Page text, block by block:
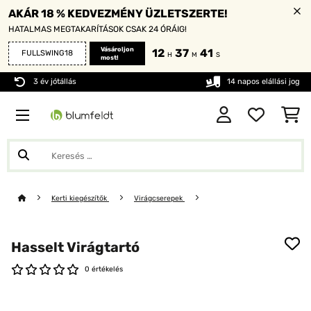
AKÁR 18 % KEDVEZMÉNY ÜZLETSZERTE!
HATALMAS MEGTAKARÍTÁSOK CSAK 24 ÓRÁIG!
FULLSWING18
Vásároljon
most!
12 H 37 M 41 S
3 év jótállás 14 napos elállási jog
Kerti kiegészítők Virágcserepek
Hasselt Virágtartó
0 értékelés